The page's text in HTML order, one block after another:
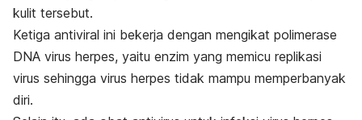
kulit tersebut.
Ketiga antiviral ini bekerja dengan mengikat polimerase
DNA virus herpes, yaitu enzim yang memicu replikasi
virus sehingga virus herpes tidak mampu memperbanyak
diri.